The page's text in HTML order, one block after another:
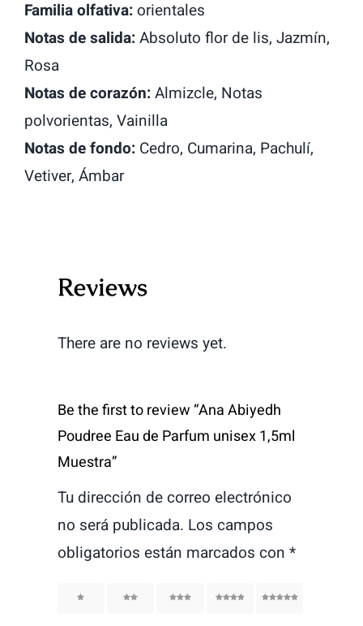
Familia olfativa:orientales
Notas de salida:Absoluto flor de lis, Jazmín,
Rosa
Notas de corazón:Almizcle, Notas
polvorientas, Vainilla
Notas de fondo:Cedro, Cumarina, Pachulí,
Vetiver, Ámbar
Reviews
There are no reviews yet.
Be the first to review “Ana Abiyedh
Poudree Eau de Parfum unisex 1,5ml
Muestra”
Tu dirección de correo electrónico
no será publicada. Los campos
obligatorios están marcados con *
2 3 4 5